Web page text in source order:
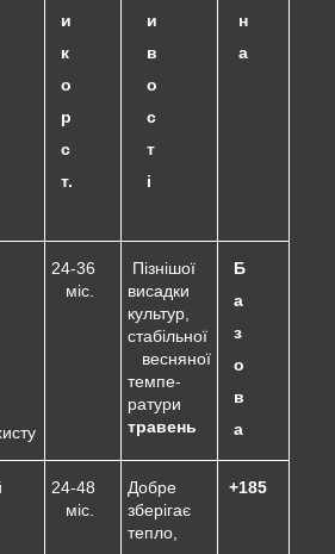
и
к
о
р
с
т.
и
в
о
с
т
і
н
а
24-36
міс.
Пізнішої
висадки
культур,
стабільної
весняної
темпе-
ратури
травень
Б
а
з
о
в
а
24-48
міс.
Добре
зберігає
тепло,
+185